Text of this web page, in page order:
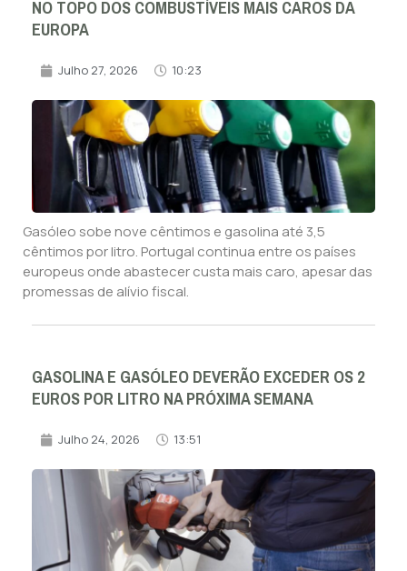
NO TOPO DOS COMBUSTÍVEIS MAIS CAROS DA
EUROPA
Julho 27, 2026 10:23
Gasóleo sobe nove cêntimos e gasolina até 3,5
cêntimos por litro. Portugal continua entre os países
europeus onde abastecer custa mais caro, apesar das
promessas de alívio fiscal.
GASOLINA E GASÓLEO DEVERÃO EXCEDER OS 2
EUROS POR LITRO NA PRÓXIMA SEMANA
Julho 24, 2026 13:51